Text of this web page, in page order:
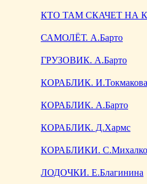
КТО ТАМ СКАЧЕТ НА
САМОЛЁТ. А.Барто
ГРУЗОВИК. А.Барто
КОРАБЛИК. И.Токмакова
КОРАБЛИК. А.Барто
КОРАБЛИК. Д.Хармс
КОРАБЛИКИ.
ЛОДОЧКИ. Е.Благинина